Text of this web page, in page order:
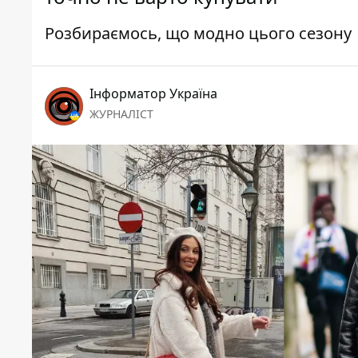
Розбираємось, що модно цього сезону
Інформатор Україна
ЖУРНАЛІСТ